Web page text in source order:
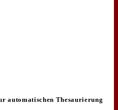
automatischen Thesaurierung